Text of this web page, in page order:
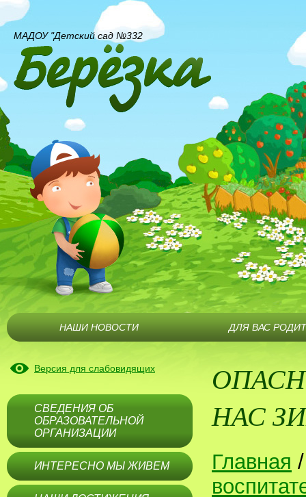
Версия для слабовидящих
СВЕДЕНИЯ ОБ
ОБРАЗОВАТЕЛЬНОЙ
ОРГАНИЗАЦИИ
ИНТЕРЕСНО МЫ ЖИВЕМ
НАС
Главная
МАДОУ "Детский сад №332
НАШИ НОВОСТИ ДЛЯ ВАС